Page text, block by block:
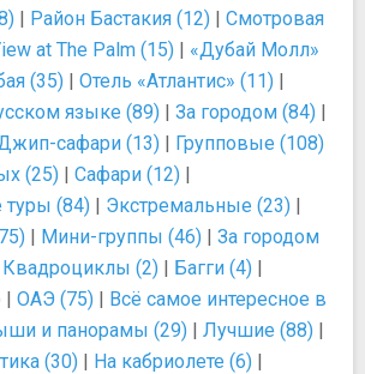
| Район Бастакия (12) | Смотровая
at The Palm (15) | «Дубай Молл»
(35) | Отель «Атлантис» (11) |
языке (89) | За городом (84) |
сафари (13) | Групповые (108)
(25) | Сафари (12) |
туры (84) | Экстремальные (23) |
| Мини-группы (46) | За городом
Квадроциклы (2) | Багги (4) |
| ОАЭ (75) | Всё самое интересное в
и панорамы (29) | Лучшие (88) |
(30) | На кабриолете (6) |